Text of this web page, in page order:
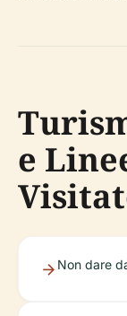
e
Non dare